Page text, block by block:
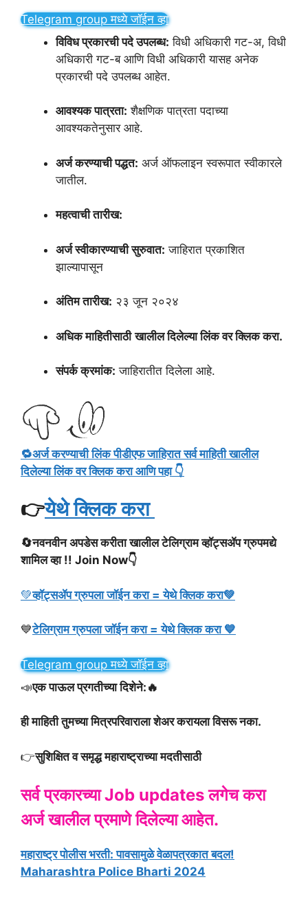
Telegram group मध्ये जॉईन व्हा
विविध प्रकारची पदे उपलब्ध: विधी अधिकारी गट-अ, विधी
अधिकारी गट-ब आणि विधी अधिकारी यासह अनेक
प्रकारची पदे उपलब्ध आहेत.
आवश्यक पात्रता: शैक्षणिक पात्रता पदाच्या
आवश्यकतेनुसार आहे.
अर्ज करण्याची पद्धत: अर्ज ऑफलाइन स्वरूपात स्वीकारले
जातील.
महत्वाची तारीख:
अर्ज स्वीकारण्याची सुरुवात: जाहिरात प्रकाशित
झाल्यापासून
अंतिम तारीख: २३ जून २०२४
अधिक माहितीसाठी खालील दिलेल्या लिंक वर क्लिक करा.
संपर्क क्रमांक: जाहिरातीत दिलेला आहे.
🔁अर्ज करण्याची लिंक पीडीएफ जाहिरात सर्व माहिती खालील
दिलेल्या लिंक वर क्लिक करा आणि पहा 👇
👉येथे क्लिक करा
🔄नवनवीन अपडेस करीता खालील टेलिग्राम व्हॉट्सॲप ग्रुपमद्ये
शामिल व्हा !! Join Now👇
💚व्हॉट्सॲप ग्रुपला जॉईन करा = येथे क्लिक करा💚
💙टेलिग्राम ग्रुपला जॉईन करा = येथे क्लिक करा 💙
Telegram group मध्ये जॉईन व्हा
📣एक पाऊल प्रगतीच्या दिशेने:🔥
ही माहिती तुमच्या मित्रपरिवाराला शेअर करायला विसरू नका.
👉सुशिक्षित व समृद्ध महाराष्ट्राच्या मदतीसाठी
सर्व प्रकारच्या Job updates लगेच करा
अर्ज खालील प्रमाणे दिलेल्या आहेत.
महाराष्ट्र पोलीस भरती: पावसामुळे वेळापत्रकात बदल!
Maharashtra Police Bharti 2024